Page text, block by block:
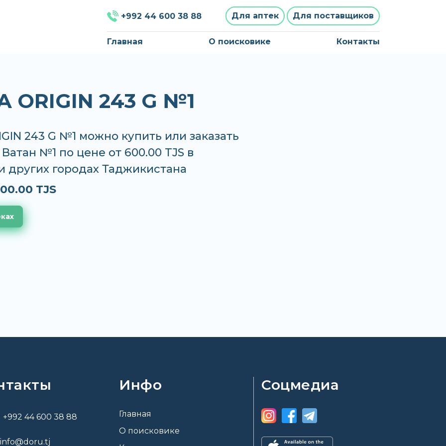
+992 44 600 38 88 Для аптек Для поставщиков
Главная О поисковике Контакты
ORIGIN 243 G №1
243 G №1 можно купить или заказать
Ватан №1 по цене от 600.00 TJS в
других городах Таджикистана
TJS
+992 44 600 38 88
info@doru.tj
Инфо
Главная
О поисковике
Соцмедиа